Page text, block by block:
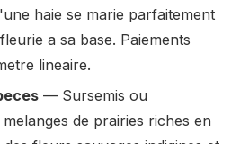
haie se marie parfaitement
a sa base. Paiements
lineaire.
— Sursemis ou
de prairies riches en